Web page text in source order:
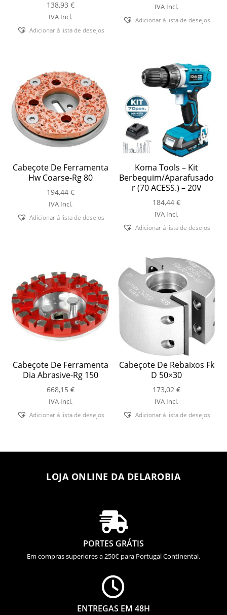
138,93 €
IVA Incl.
Adicionar á lista de desejos
IVA Incl.
Adicionar á lista de desejos
Cabeçote De Ferramenta
Hw Coarse-Rg 80
194,44 €
IVA Incl.
Adicionar á lista de desejos
Koma Tools – Kit
Berbequim/Aparafusado
r (70 ACESS.) – 20V
184,44€
IVA Incl.
Adicionar á lista de desejos
Cabeçote De Ferramenta
Dia Abrasive-Rg 150
668,15 €
IVA Incl.
Adicionar á lista de desejos
Cabeçote De Rebaixos Fk
D 50×30
173,02€
IVA Incl.
Adicionar á lista de desejos
LOJA ONLINE DA DELAROBIA

PORTES GRÁTIS
Em compras superiores a 250€ para Portugal Continental.

ENTREGAS EM 48H